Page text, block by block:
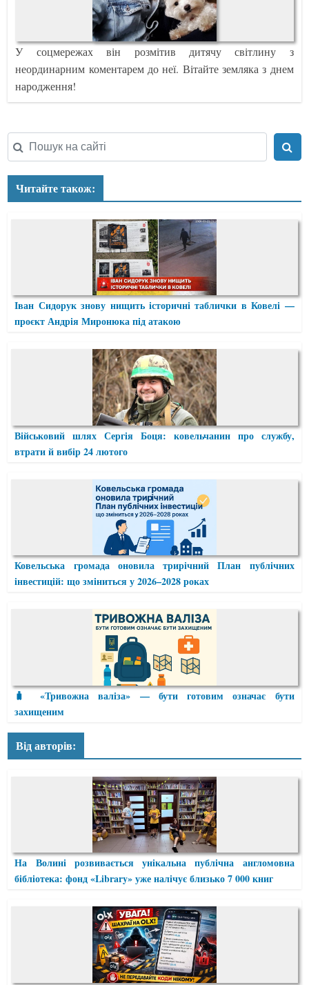
У соцмережах він розмітив дитячу світлину з
неординарним коментарем до неї. Вітайте земляка з днем
народження!
Читайте також:
Іван Сидорук знову нищить історичні таблички в Ковелі —
проєкт Андрія Миронюка під атакою
Військовий шлях Сергія Боця: ковельчанин про службу,
втрати й вибір 24 лютого
Ковельська громада оновила трирічний План публічних
інвестицій: що зміниться у 2026–2028 роках
🧳 «Тривожна валіза» — бути готовим означає бути
захищеним
Від авторів:
На Волині розвивається унікальна публічна англомовна
бібліотека: фонд «Library» уже налічує близько 7 000 книг